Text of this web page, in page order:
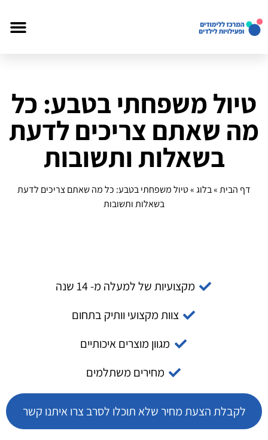
טיול משפחתי בטבע: כל
מה שאתם צריכים לדעת
בשאלות ותשובות
דף הבית»בלוג»טיול משפחתי בטבע: כל מה שאתם צריכים לדעת
בשאלות ותשובות
מקצועיות של למעלה מ- 14 שנה
צוות מקצועי וותיק בתחום
מגוון מוצרים איכותיים
מחירים משתלמים
לקבלת הצעת מחיר שלא תוכלו לסרב צרו איתנו קשר